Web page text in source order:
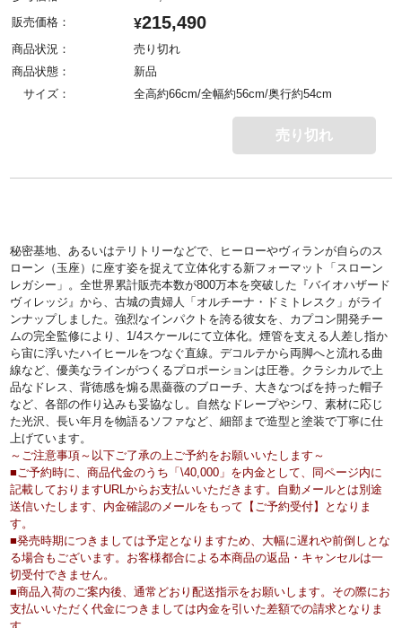
販売価格：
¥215,490
商品状況：
売り切れ
商品状態：
新品
サイズ：
全高約66cm/全幅約56cm/奥行約54cm
売り切れ
秘密基地、あるいはテリトリーなどで、ヒーローやヴィランが自らのス
ローン（玉座）に座す姿を捉えて立体化する新フォーマット「スローン
レガシー」。全世界累計販売本数が800万本を突破した『バイオハザード
ヴィレッジ』から、古城の貴婦人「オルチーナ・ドミトレスク」がライ
ンナップしました。強烈なインパクトを誇る彼女を、カプコン開発チー
ムの完全監修により、1/4スケールにて立体化。煙管を支える人差し指か
ら宙に浮いたハイヒールをつなぐ直線。デコルテから両脚へと流れる曲
線など、優美なラインがつくるプロポーションは圧巻。クラシカルで上
品なドレス、背徳感を煽る黒薔薇のブローチ、大きなつばを持った帽子
など、各部の作り込みも妥協なし。自然なドレープやシワ、素材に応じ
た光沢、長い年月を物語るソファなど、細部まで造型と塗装で丁寧に仕
上げています。
～ご注意事項～以下ご了承の上ご予約をお願いいたします～
■ご予約時に、商品代金のうち「\40,000」を内金として、同ページ内に
記載しておりますURLからお支払いいただきます。自動メールとは別途
送信いたします、内金確認のメールをもって【 ご予約受付】となりま
す。
■発売時期につきましては予定となりますため、大幅に遅れや前倒しとな
る場合もございます。お客様都合による本商品の返品・キャンセルは一
切受付できません。
■商品入荷のご案内後、通常どおり配送指示をお願いします。その際にお
支払いいただく代金につきましては内金を引いた差額での請求となりま